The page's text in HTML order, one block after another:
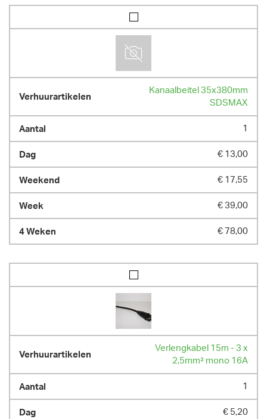
Kanaalbeitel 35x380mm
SDSMAX
1
€ 13,00
€ 17,55
€ 39,00
€ 78,00
Verlengkabel 15m - 3 x
2,5mm² mono 16A
1
€ 5,20